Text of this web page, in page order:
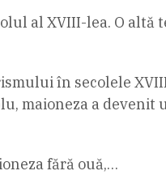
al XVIII-lea. O altă
în secolele
maioneza a devenit
fără ouă,…